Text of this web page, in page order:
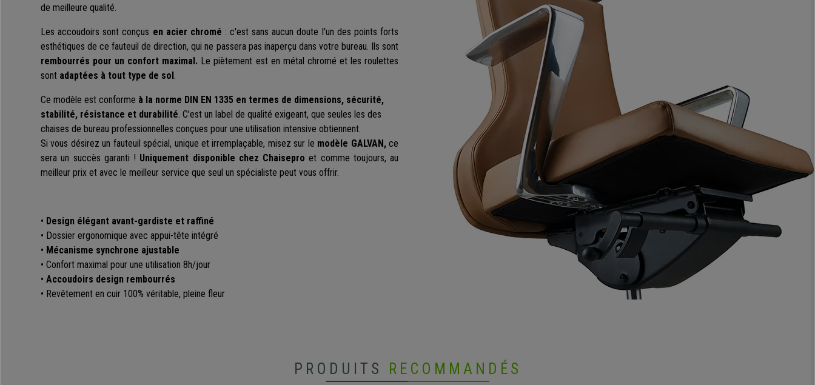
de meilleure qualité.
Les accoudoirs sont conçus en acier chromé : c'est sans aucun doute l'un des points forts
esthétiques de ce fauteuil de direction, qui ne passera pas inaperçu dans votre bureau. Ils sont
rembourrés pour un confort maximal. Le piètement est en métal chromé et les roulettes
sont adaptées à tout type de sol.
Ce modèle est conforme à la norme DIN EN 1335 en termes de dimensions, sécurité,
stabilité, résistance et durabilité. C'est un label de qualité exigeant, que seules les des
chaises de bureau professionnelles conçues pour une utilisation intensive obtiennent.
Si vous désirez un fauteuil spécial, unique et irremplaçable, misez sur le modèle GALVAN,ce
sera un succès garanti ! Uniquement disponible chez Chaisepro et comme toujours, au
meilleur prix et avec le meilleur service que seul un spécialiste peut vous offrir.
• Design élégant avant-gardiste et raffiné
• Dossier ergonomique avec appui-tête intégré
• Mécanisme synchrone ajustable
• Confort maximal pour une utilisation 8h/jour
• Accoudoirs design rembourrés
• Revêtement en cuir 100% véritable, pleine fleur
PRODUITS RECOMMANDÉS